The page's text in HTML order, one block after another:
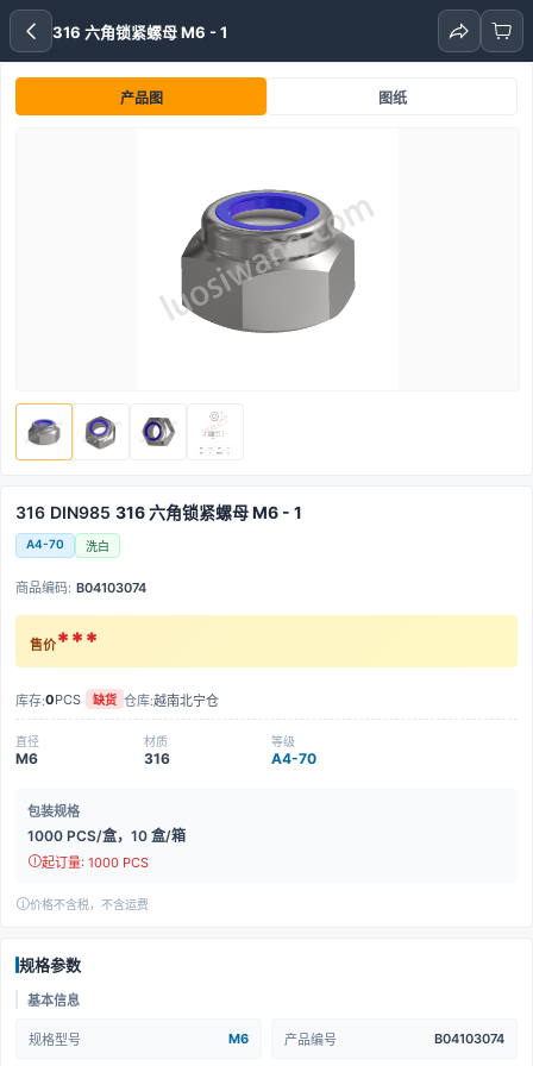
316 六角锁紧螺母 M6 - 1
产品图 图纸
316 DIN985 316 六角锁紧螺母 M6 - 1
A4-70 洗白
商品编码: B04103074
售价***
库存:0PCS 缺货 仓库:越南北宁仓
直径
M6
材质
316
等级
A4-70
包装规格
1000 PCS/盒，10 盒/箱
起订量: 1000 PCS
价格不含税，不含运费
规格参数
基本信息
规格型号 M6 产品编号 B04103074